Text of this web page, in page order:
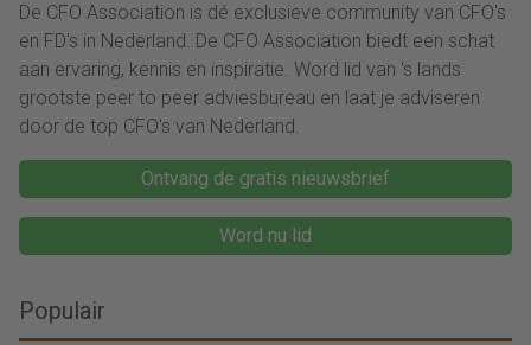
De CFO Association is dé exclusieve community van CFO's
en FD's in Nederland. De CFO Association biedt een schat
aan ervaring, kennis en inspiratie. Word lid van ‘s lands
grootste peer to peer adviesbureau en laat je adviseren
door de top CFO's van Nederland.
Ontvang de gratis nieuwsbrief
Word nu lid
Populair